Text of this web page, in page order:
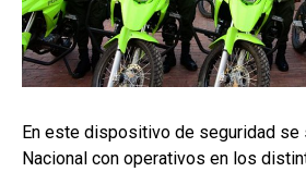
En este dispositivo de seguridad se
Nacional con operativos en los